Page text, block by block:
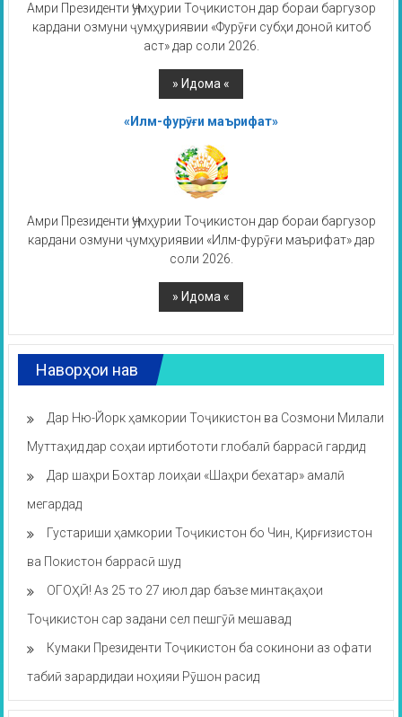
Амри Президенти Ҷумҳурии Тоҷикистон дар бораи баргузор
кардани озмуни ҷумҳуриявии «Фурӯғи субҳи доноӣ китоб
аст» дар соли 2026.
«Илм-фурӯғи маърифат»
Амри Президенти Ҷумҳурии Тоҷикистон дар бораи баргузор
кардани озмуни ҷумҳуриявии «Илм-фурӯғи маърифат» дар
соли 2026.
Наворҳои нав
Дар Ню-Йорк ҳамкории Тоҷикистон ва Созмони Милали
Муттаҳид дар соҳаи иртибототи глобалӣ баррасӣ гардид
Дар шаҳри Бохтар лоиҳаи «Шаҳри бехатар» амалӣ
мегардад
Густариши ҳамкории Тоҷикистон бо Чин, Қирғизистон
ва Покистон баррасӣ шуд
ОГОҲӢ! Аз 25 то 27 июл дар баъзе минтақаҳои
Тоҷикистон сар задани сел пешгӯӣ мешавад
Кумаки Президенти Тоҷикистон ба сокинони аз офати
табиӣ зарардидаи ноҳияи Рӯшон расид